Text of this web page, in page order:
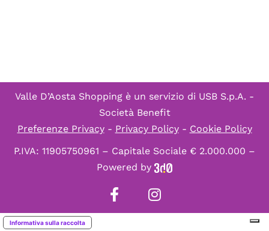
Valle D’Aosta Shopping è un servizio di USB S.p.A. -
Società Benefit
Preferenze Privacy- Privacy Policy- Cookie Policy
P.IVA: 11905750961 – Capitale Sociale € 2.000.000 –
Powered by
Informativa sulla raccolta